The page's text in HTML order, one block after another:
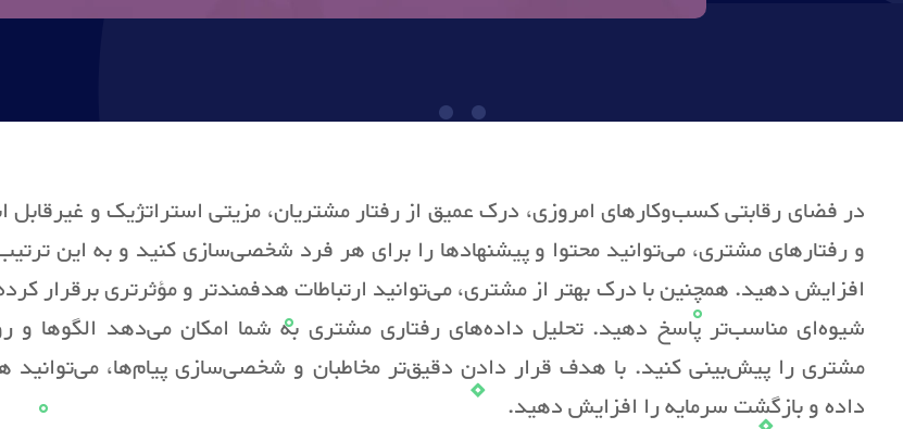
در فضای رقابتی کسب‌وکارهای امروزی، درک عمیق از رفتار مشتریان، مزیتی استراتژیک و غیرقابل
و رفتارهای مشتری، می‌توانید محتوا و پیشنهادها را برای هر فرد شخصی‌سازی کنید و به این
افزایش دهید. همچنین با درک بهتر از مشتری، می‌توانید ارتباطات هدفمندتر و مؤثرتری برقرار
شیوه‌ای مناسب‌تر پاسخ دهید. تحلیل داده‌های رفتاری مشتری به شما امکان می‌دهد الگوها و
مشتری را پیش‌بینی کنید. با هدف قرار دادن دقیق‌تر مخاطبان و شخصی‌سازی پیام‌ها، می‌توانید
داده و بازگشت سرمایه را افزایش دهید.